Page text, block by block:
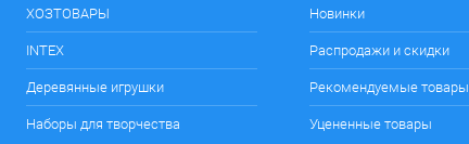
ХОЗТОВАРЫ
INTEX
Деревянные игрушки
Наборы для творчества
Новинки
Распродажи и скидки
Рекомендуемые товары
Уцененные товары